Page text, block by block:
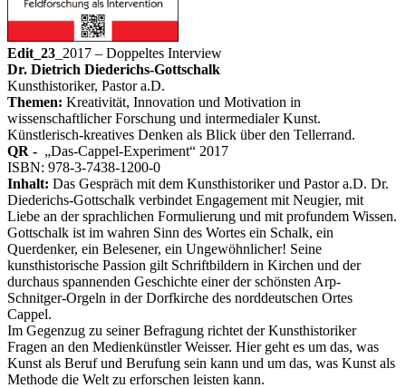
Edit_23 _2017 – Doppeltes Interview
Dr. Dietrich Diederichs-Gottschalk
Kunsthistoriker, Pastor a.D.
Themen: Kreativität, Innovation und Motivation in
wissenschaftlicher Forschung und intermedialer Kunst.
Künstlerisch-kreatives Denken als Blick über den Tellerrand.
QR - „Das-Cappel-Experiment“ 2017
ISBN: 978-3-7438-1200-0
Inhalt: Das Gespräch mit dem Kunsthistoriker und Pastor a.D. Dr.
Diederichs-Gottschalk verbindet Engagement mit Neugier, mit
Liebe an der sprachlichen Formulierung und mit profundem Wissen.
Gottschalk ist im wahren Sinn des Wortes ein Schalk, ein
Querdenker, ein Belesener, ein Ungewöhnlicher! Seine
kunsthistorische Passion gilt Schriftbildern in Kirchen und der
durchaus spannenden Geschichte einer der schönsten Arp-
Schnitger-Orgeln in der Dorfkirche des norddeutschen Ortes
Cappel.
Im Gegenzug zu seiner Befragung richtet der Kunsthistoriker
Fragen an den Medienkünstler Weisser. Hier geht es um das, was
Kunst als Beruf und Berufung sein kann und um das, was Kunst als
Methode die Welt zu erforschen leisten kann.